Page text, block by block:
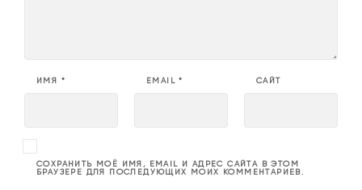
ИМЯ * EMAIL* САЙТ
СОХРАНИТЬ МОЁ ИМЯ, EMAIL И АДРЕС САЙТА В ЭТОМ
БРАУЗЕРЕ ДЛЯ ПОСЛЕДУЮЩИХ МОИХ КОММЕНТАРИЕВ.